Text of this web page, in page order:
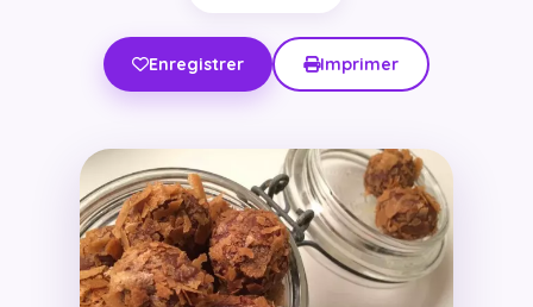
Enregistrer Imprimer